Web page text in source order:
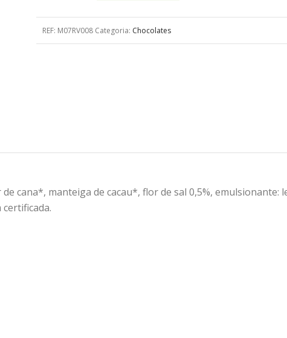
REF: M07RV008 Categoria: Chocolates
cana*, manteiga de cacau*, flor de sal 0,5%, emulsionante: